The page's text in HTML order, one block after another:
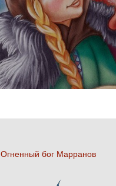
Огненный бог Марранов